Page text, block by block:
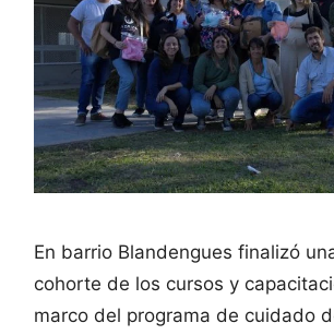
En barrio Blandengues finalizó
cohorte de los cursos y
marco del programa de cuidado